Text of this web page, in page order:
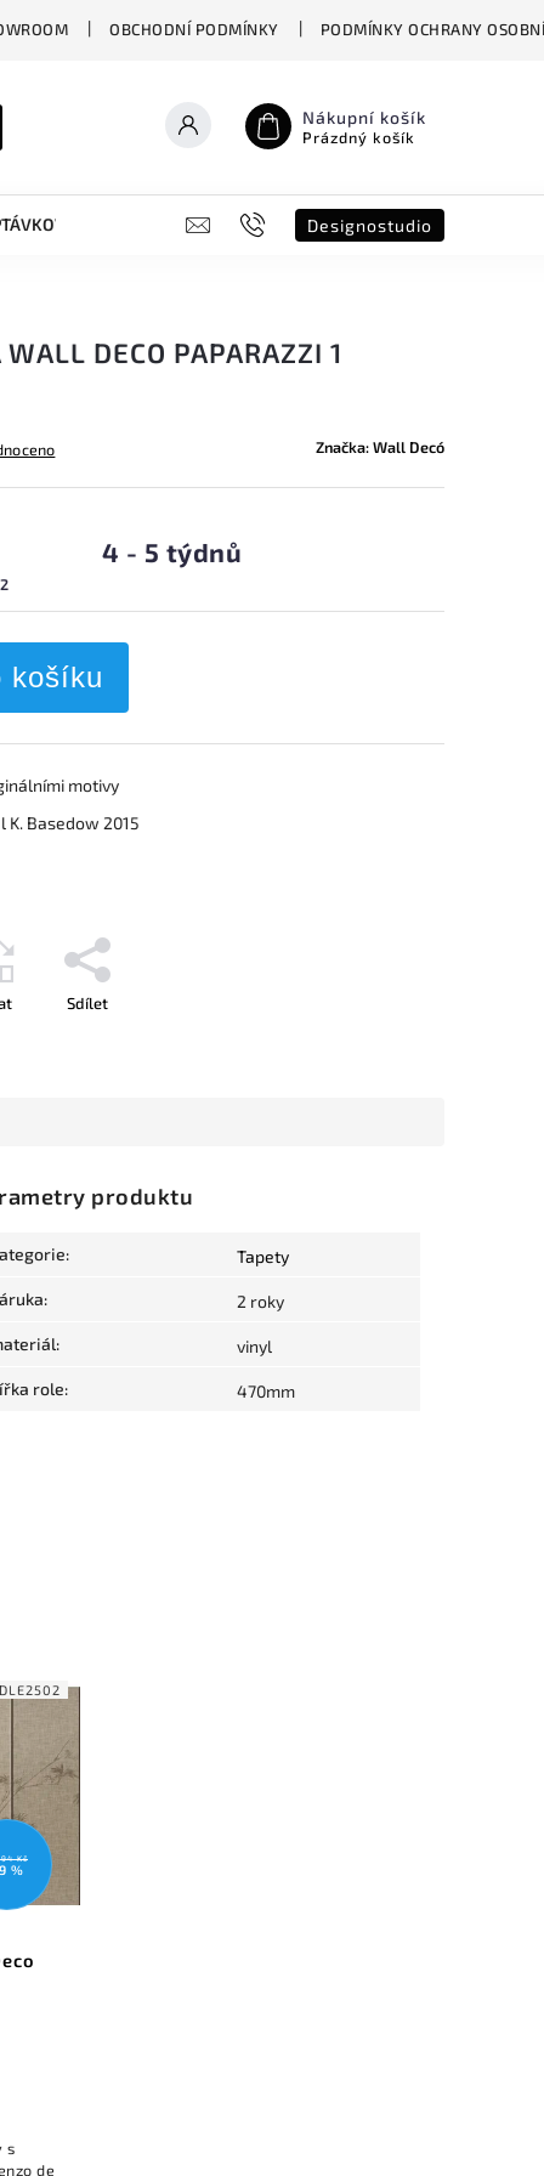
OBCHODNÍ PODMÍNKY PODMÍNKY OCHRANY
Nákupní košík
Prázdný košík
FORMULÁŘ B2B SHOWROOM
Designostudio
DECO PAPARAZZI 1
Značka:Wall Decó
4 - 5 týdnů
košíku
motivy
K. Basedow 2015
Sdílet
produktu
: Tapety
: 2 roky
: vinyl
role: 470mm
Kč
%
s
de